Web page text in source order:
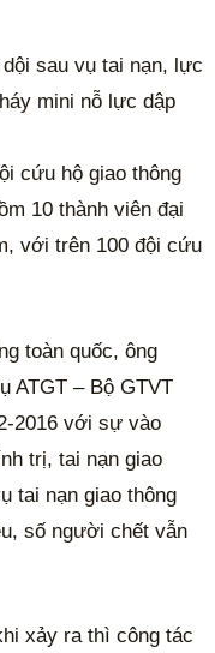
sau vụ tai nạn, lực
mini nỗ lực dập
cứu hộ giao thông
10 thành viên đại
với trên 100 đội cứu
toàn quốc, ông
ATGT – Bộ GTVT
2016 với sự vào
trị, tai nạn giao
tai nạn giao thông
số người chết vẫn
xảy ra thì công tác